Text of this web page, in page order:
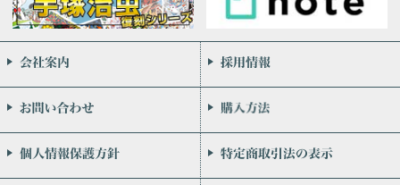
会社案内
お問い合わせ
個人情報保護方針